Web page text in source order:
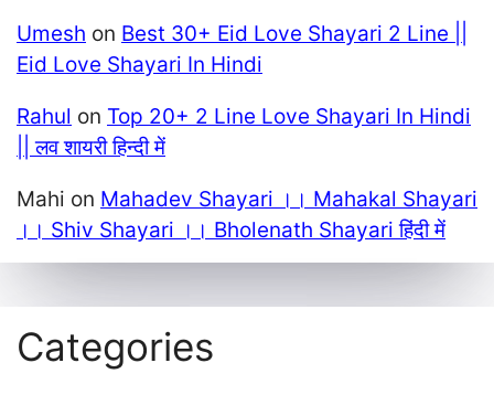
Umesh on Best 30+ Eid Love Shayari 2 Line ||
Eid Love Shayari In Hindi
Rahul on Top 20+ 2 Line Love Shayari In Hindi
|| लव शायरी हिन्दी में
Mahi on Mahadev Shayari ।। Mahakal Shayari
।। Shiv Shayari ।। Bholenath Shayari हिंदी में
Categories